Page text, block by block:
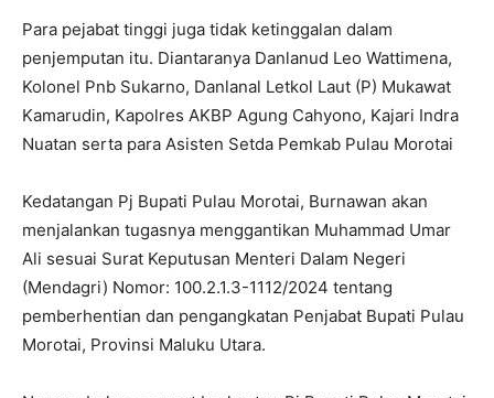
Para pejabat tinggi juga tidak ketinggalan dalam
penjemputan itu. Diantaranya Danlanud Leo Wattimena,
Kolonel Pnb Sukarno, Danlanal Letkol Laut (P) Mukawat
Kamarudin, Kapolres AKBP Agung Cahyono, Kajari Indra
Nuatan serta para Asisten Setda Pemkab Pulau Morotai
Kedatangan Pj Bupati Pulau Morotai, Burnawan akan
menjalankan tugasnya menggantikan Muhammad Umar
Ali sesuai Surat Keputusan Menteri Dalam Negeri
(Mendagri) Nomor: 100.2.1.3-1112/2024 tentang
pemberhentian dan pengangkatan Penjabat Bupati Pulau
Morotai, Provinsi Maluku Utara.